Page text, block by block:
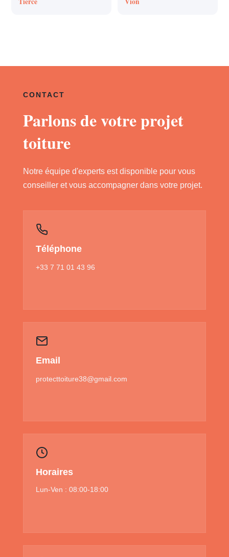
CONTACT
Parlons de votre projet
toiture
Notre équipe d'experts est disponible pour vous
conseiller et vous accompagner dans votre projet.
Téléphone
+33 7 71 01 43 96
Email
protecttoiture38@gmail.com
Horaires
Lun-Ven : 08:00-18:00